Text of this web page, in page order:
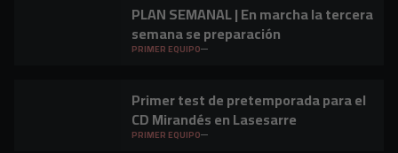
PLAN SEMANAL | En marcha la tercera
semana se preparación
PRIMER EQUIPO
Primer test de pretemporada para el
CD Mirandés en Lasesarre
PRIMER EQUIPO